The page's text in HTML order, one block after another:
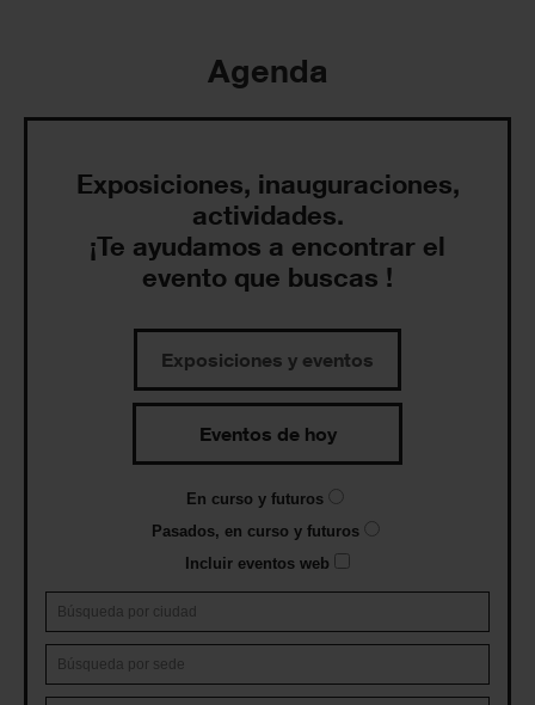
Agenda
Exposiciones, inauguraciones,
actividades.
¡Te ayudamos a encontrar el
evento que buscas !
Exposiciones y eventos
Eventos de hoy
En curso y futuros
Pasados, en curso y futuros
Incluir eventos web